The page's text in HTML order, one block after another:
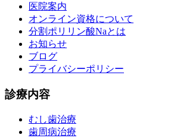
医院案内
オンライン資格について
分割ポリリン酸Naとは
お知らせ
ブログ
プライバシーポリシー
診療内容
むし歯治療
歯周病治療